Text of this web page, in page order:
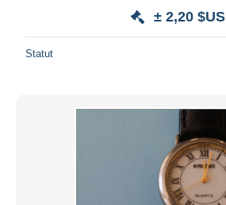
± 2,20 $US
Statut